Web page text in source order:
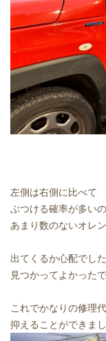
左側は右側に比べて
ぶつける確率が多い
あまり数のないオレ
出てくるか心配でし
見つかってよかった
これでかなりの修理
抑えることができま